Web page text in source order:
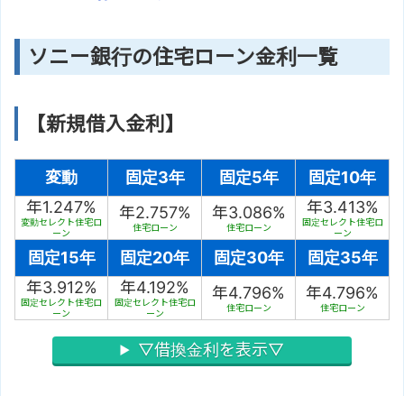
ソニー銀行の住宅ローン金利一覧
【新規借入金利】
変動 固定3年 固定5年
固定10年
年1.247%
変動セレクト住宅ロ
ーン
年2.757%
住宅ローン
年3.086%
住宅ローン
年3.413%
固定セレクト住宅ロ
ーン
固定15年 固定20年 固定30年
固定35年
年3.912%
固定セレクト住宅ロ
ーン
年4.192%
固定セレクト住宅ロ
ーン
年4.796%
住宅ローン
年4.796%
住宅ローン
▽借換金利を表示▽